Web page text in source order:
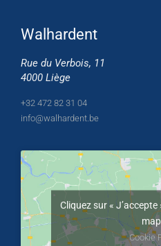
Walhardent
Rue du Verbois, 11
4000 Liège
+32 472 82 31 04
info@walhardent.be
Cliquez sur «
Cookie